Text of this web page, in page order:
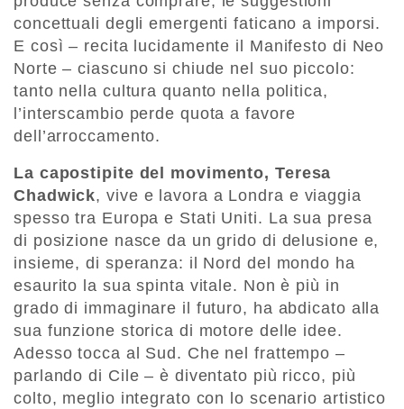
concettuali degli emergenti faticano a imporsi.
E così – recita lucidamente il Manifesto di Neo
Norte – ciascuno si chiude nel suo piccolo:
tanto nella cultura quanto nella politica,
l’interscambio perde quota a favore
dell’arroccamento.
La capostipite del movimento, Teresa
Chadwick, vive e lavora a Londra e viaggia
spesso tra Europa e Stati Uniti. La sua presa
di posizione nasce da un grido di delusione e,
insieme, di speranza: il Nord del mondo ha
esaurito la sua spinta vitale. Non è più in
grado di immaginare il futuro, ha abdicato alla
sua funzione storica di motore delle idee.
Adesso tocca al Sud. Che nel frattempo –
parlando di Cile – è diventato più ricco, più
colto, meglio integrato con lo scenario artistico